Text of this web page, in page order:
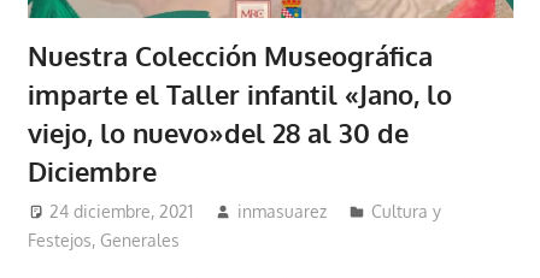
Nuestra Colección Museográfica
imparte el Taller infantil «Jano, lo
viejo, lo nuevo»del 28 al 30 de
Diciembre
24 diciembre, 2021 inmasuarez
Cultura y
Festejos, Generales